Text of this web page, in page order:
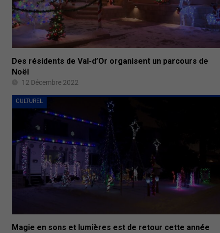
Des résidents de Val-d’Or organisent un parcours de
Noël
12 Décembre 2022
CULTUREL
Magie en sons et lumières est de retour cette année